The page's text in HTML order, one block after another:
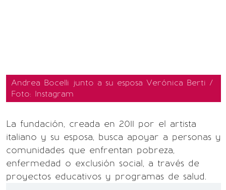
Andrea Bocelli junto a su esposa Verónica Berti /
Foto: Instagram
La fundación, creada en 2011 por el artista
italiano y su esposa, busca apoyar a personas y
comunidades que enfrentan pobreza,
enfermedad o exclusión social, a través de
proyectos educativos y programas de salud.